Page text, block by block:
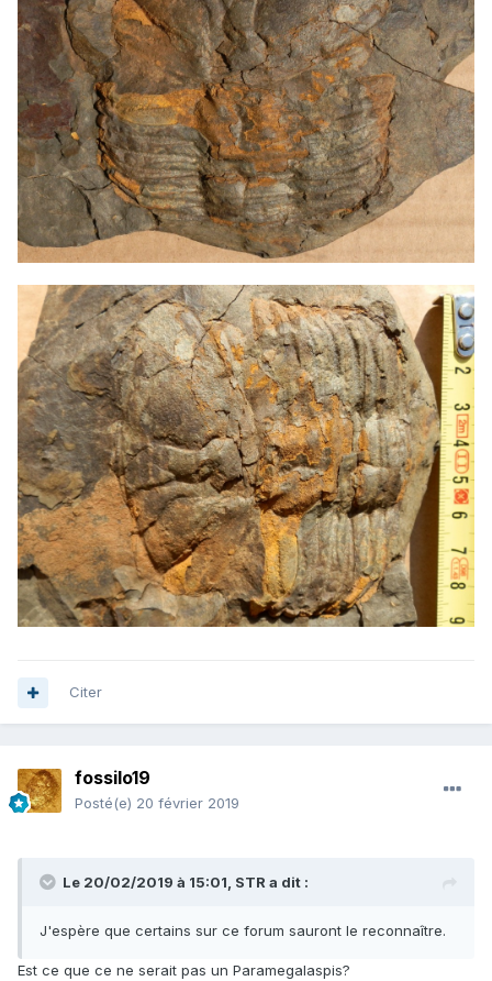
Citer
fossilo19
Posté(e) 20 février 2019
Le 20/02/2019 à 15:01, STR a dit :
J'espère que certains sur ce forum sauront le reconnaître.
Est ce que ce ne serait pas un Paramegalaspis?